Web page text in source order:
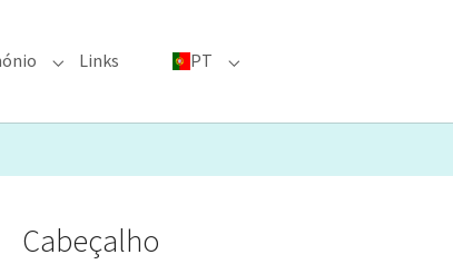
"Grandes eventos"
Submenu for "Património"
Links PT Submenu for "PT"
Cabeçalho